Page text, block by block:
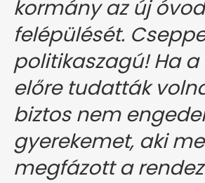
kormány az új
felépülését.
politikaszagú! Ha a
előre tudatták
biztos nem
gyerekemet, aki
megfázott a